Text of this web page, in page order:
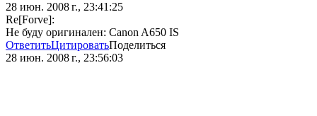
28 июн. 2008 г., 23:41:25
Re[Forve]:
Не буду оригинален: Canon A650 IS
ОтветитьЦитироватьПоделиться
28 июн. 2008 г., 23:56:03